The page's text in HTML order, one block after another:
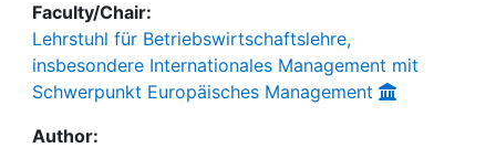
Faculty/Chair:
Lehrstuhl für Betriebswirtschaftslehre,
insbesondere Internationales Management mit
Schwerpunkt Europäisches Management
Author: